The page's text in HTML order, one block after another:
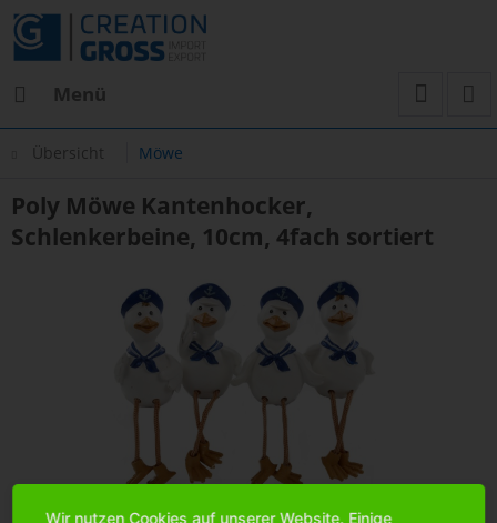
Menü
Übersicht Möwe
Poly Möwe Kantenhocker,
Schlenkerbeine, 10cm, 4fach sortiert
Wir nutzen Cookies auf unserer Website. Einige